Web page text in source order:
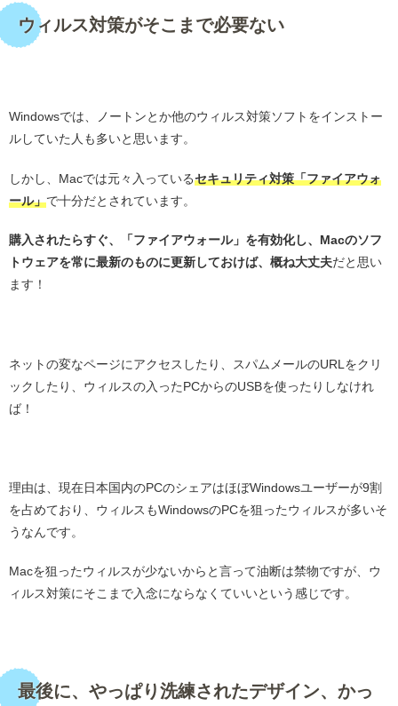
ウィルス対策がそこまで必要ない
Windowsでは、ノートンとか他のウィルス対策ソフトをインストー
ルしていた人も多いと思います。
しかし、Macでは元々入っているセキュリティ対策「ファイアウォ
ール」で十分だとされています。
購入されたらすぐ、「ファイアウォール」を有効化し、Macのソフ
トウェアを常に最新のものに更新しておけば、概ね大丈夫だと思い
ます！
ネットの変なページにアクセスしたり、スパムメールのURLをクリ
ックしたり、ウィルスの入ったPCからのUSBを使ったりしなけれ
ば！
理由は、現在日本国内のPCのシェアはほぼWindowsユーザーが9割
を占めており、ウィルスもWindowsのPCを狙ったウィルスが多いそ
うなんです。
Macを狙ったウィルスが少ないからと言って油断は禁物ですが、ウ
ィルス対策にそこまで入念にならなくていいという感じです。
最後に、やっぱり洗練されたデザイン、かっ